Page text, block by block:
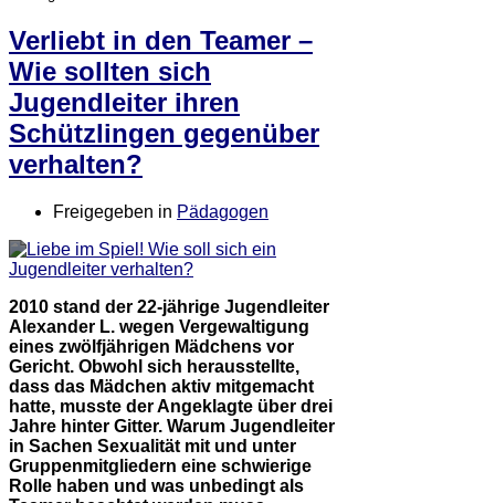
Verliebt in den Teamer –
Wie sollten sich
Jugendleiter ihren
Schützlingen gegenüber
verhalten?
Freigegeben in Pädagogen
2010 stand der 22-jährige Jugendleiter
Alexander L. wegen Vergewaltigung
eines zwölfjährigen Mädchens vor
Gericht. Obwohl sich herausstellte,
dass das Mädchen aktiv mitgemacht
hatte, musste der Angeklagte über drei
Jahre hinter Gitter. Warum Jugendleiter
in Sachen Sexualität mit und unter
Gruppenmitgliedern eine schwierige
Rolle haben und was unbedingt als